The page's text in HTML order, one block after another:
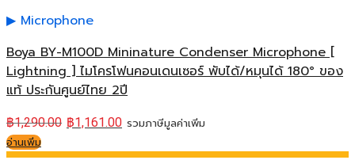
Microphone
Boya BY-M100D Mininature Condenser Microphone [
Lightning ] ไมโครโฟนคอนเดนเซอร์ พับได้/หมุนได้ 180° ของ
แท้ ประกันศูนย์ไทย 2ปี
฿1,290.00 ฿1,161.00 รวมภาษีมูลค่าเพิ่ม
อ่านเพิ่ม